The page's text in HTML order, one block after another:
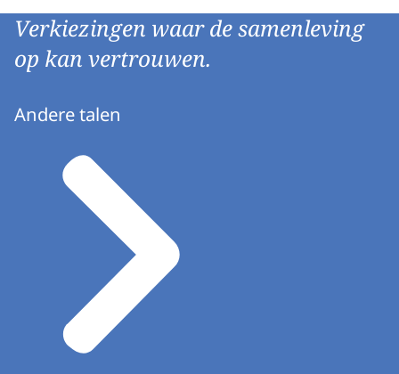
Verkiezingen waar de samenleving
op kan vertrouwen.
Andere talen